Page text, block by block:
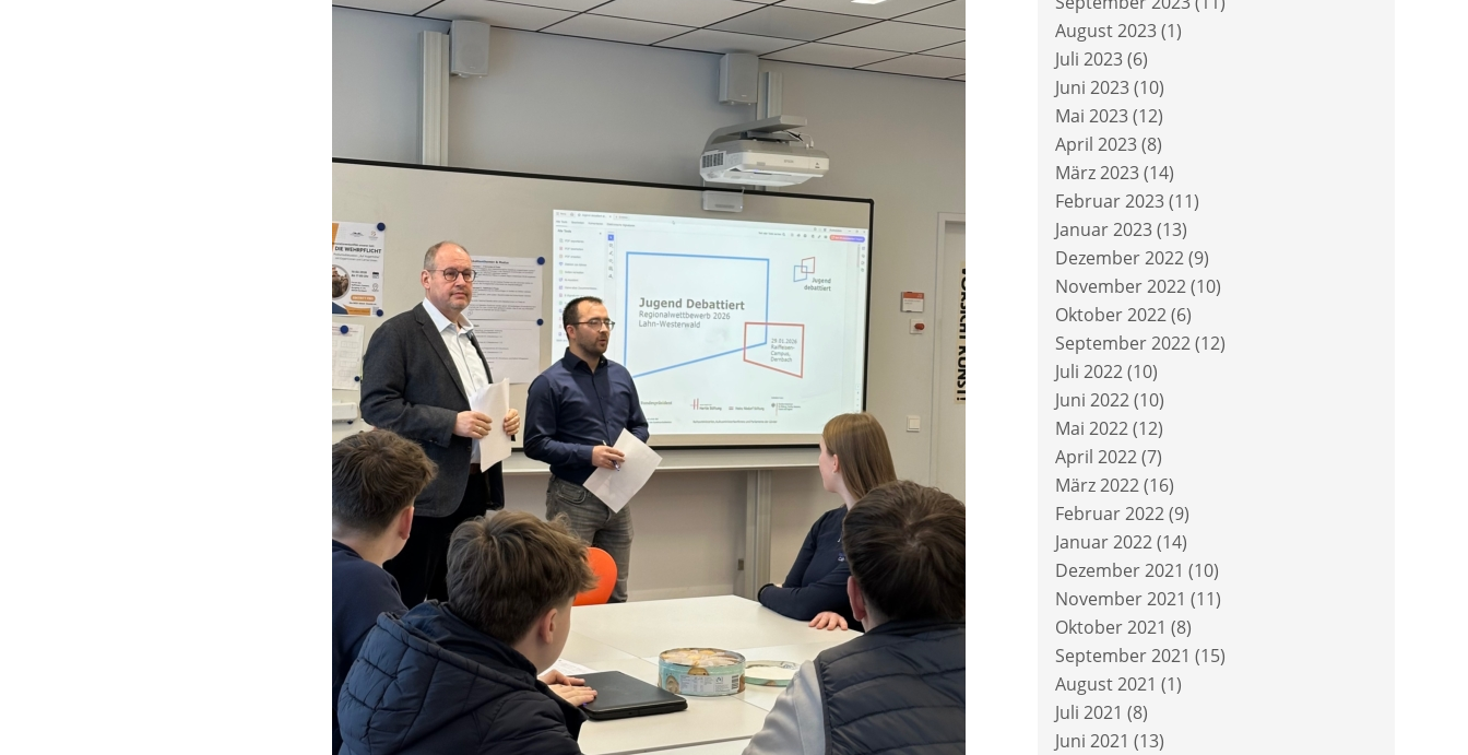
August 2023(1)
Juli 2023(6)
Juni 2023(10)
Mai 2023(12)
April 2023(8)
März 2023(14)
Februar 2023(11)
Januar 2023(13)
Dezember 2022(9)
November 2022(10)
Oktober 2022(6)
September 2022(12)
Juli 2022(10)
Juni 2022(10)
Mai 2022(12)
April 2022(7)
März 2022(16)
Februar 2022(9)
Januar 2022(14)
Dezember 2021 (10)
November 2021 (11)
Oktober 2021 (8)
September 2021 (15)
August 2021 (1)
Juli 2021 (8)
Juni 2021 (13)